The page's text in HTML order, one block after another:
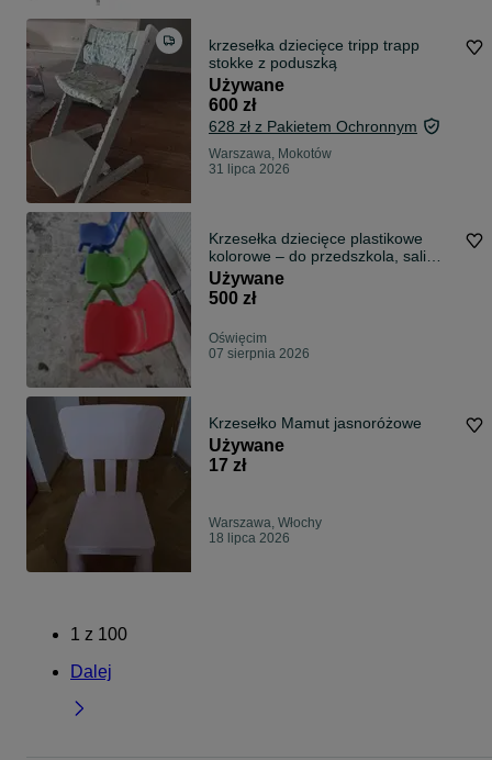
krzesełka dziecięce tripp trapp
stokke z poduszką
Używane
600 zł
628 zł z Pakietem Ochronnym
Warszawa, Mokotów
31 lipca 2026
Krzesełka dziecięce plastikowe
kolorowe – do przedszkola, sali
zabaw
Używane
500 zł
Oświęcim
07 sierpnia 2026
Krzesełko Mamut jasnoróżowe
Używane
17 zł
Warszawa, Włochy
18 lipca 2026
1 z 100
Dalej